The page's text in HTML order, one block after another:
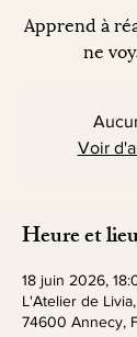
Apprend à
ne
Voir
Heure et
18 juin 2026,
L'Atelier de
74600 Annecy,